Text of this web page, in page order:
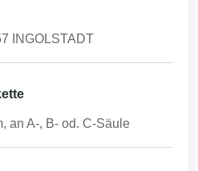
INGOLSTADT
an A-, B- od. C-Säule